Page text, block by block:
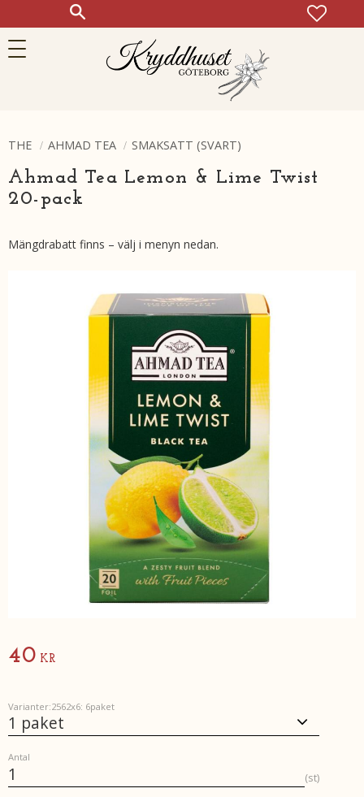
THE AHMAD TEA SMAKSATT (SVART)
Ahmad Tea Lemon & Lime Twist
20-pack
Mängdrabatt finns – välj i menyn nedan.
40 KR
Varianter:2562x6: 6paket
Antal
st